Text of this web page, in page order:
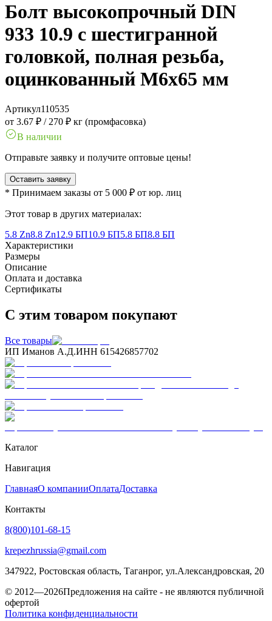
Болт высокопрочный DIN
933 10.9 с шестигранной
головкой, полная резьба,
оцинкованный M6x65 мм
Артикул110535
от 3.67 ₽ / 270 ₽ кг (промфасовка)
В наличии
Отправьте заявку и получите оптовые цены!
Оставить заявку
* Принимаем заказы от 5 000 ₽ от юр. лиц
Этот товар в других материалах:
5.8 Zn8.8 Zn12.9 БП10.9 БП5.8 БП8.8 БП
Характеристики
Размеры
Описание
Оплата и доставка
Сертификаты
С этим товаром покупают
Все товары
ИП Иманов А.Д.ИНН 615426857702
Каталог
Навигация
ГлавнаяО компанииОплатаДоставка
Контакты
8(800)101-68-15
krepezhrussia@gmail.com
347922, Ростовская область, Таганрог, ул.Александровская, 20
© 2012—2026Предложения на сайте - не являются публичной
офертой
Политика конфиденциальности